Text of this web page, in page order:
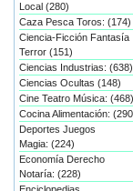
Local (280)
Caza Pesca Toros: (174)
Ciencia-Ficción Fantasía
Terror (151)
Ciencias Industrias: (638)
Ciencias Ocultas (148)
Cine Teatro Música: (468)
Cocina Alimentación:
Deportes Juegos
Magia: (224)
Economía Derecho
Notaría: (228)